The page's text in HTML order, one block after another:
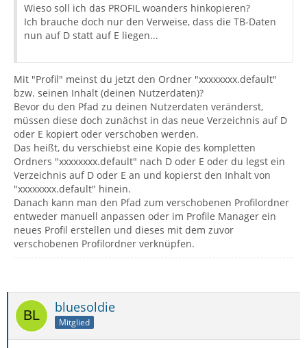
Wieso soll ich das PROFIL woanders hinkopieren?
Ich brauche doch nur den Verweise, dass die TB-Daten
nun auf D statt auf E liegen...
Mit "Profil" meinst du jetzt den Ordner "xxxxxxxx.default"
bzw. seinen Inhalt (deinen Nutzerdaten)?
Bevor du den Pfad zu deinen Nutzerdaten veränderst,
müssen diese doch zunächst in das neue Verzeichnis auf D
oder E kopiert oder verschoben werden.
Das heißt, du verschiebst eine Kopie des kompletten
Ordners "xxxxxxxx.default" nach D oder E oder du legst ein
Verzeichnis auf D oder E an und kopierst den Inhalt von
"xxxxxxxx.default" hinein.
Danach kann man den Pfad zum verschobenen Profilordner
entweder manuell anpassen oder im Profile Manager ein
neues Profil erstellen und dieses mit dem zuvor
verschobenen Profilordner verknüpfen.
bluesoldie
Mitglied